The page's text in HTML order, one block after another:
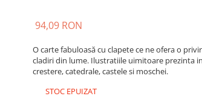
94,09 RON
O carte fabuloasă cu clapete ce ne ofera o
cladiri din lume. Ilustratiile uimitoare prezinta
crestere, catedrale, castele si moschei.
STOC EPUIZAT